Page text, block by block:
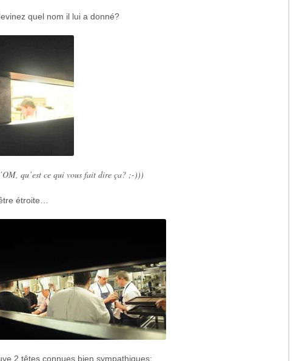
quel nom il lui a donné?
qu’est ce qui vous fait dire ça? ;-)))
étroite…
2 têtes connues bien sympathiques: